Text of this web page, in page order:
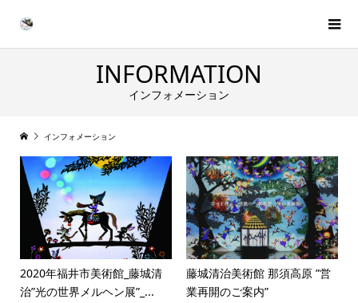
INFORMATION
インフォメーション
インフォメーション
2020年福井市美術館_藤城清
治”光の世界メルヘン展”_...
藤城清治美術館 那須高原 ”営
業再開のご案内”